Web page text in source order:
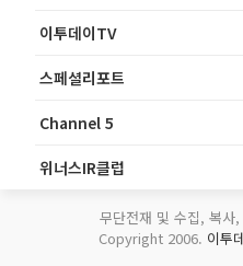
이투데이TV
스페셜리포트
Channel 5
위너스IR클럽
무단전재 및 수집, 복사
Copyright 2006. 이투